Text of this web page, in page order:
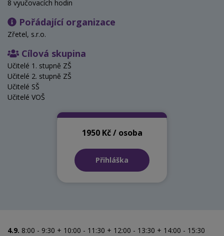
8 vyučovacích hodin
Pořádající organizace
Zřetel, s.r.o.
Cílová skupina
Učitelé 1. stupně ZŠ
Učitelé 2. stupně ZŠ
Učitelé SŠ
Učitelé VOŠ
1950 Kč / osoba
Přihláška
4.9. 8:00 - 9:30 + 10:00 - 11:30 + 12:00 - 13:30 + 14:00 - 15:30